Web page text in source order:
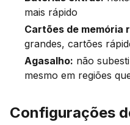
mais rápido
Cartões de memória
grandes, cartões
Agasalho: não
mesmo em regiões
Configurações